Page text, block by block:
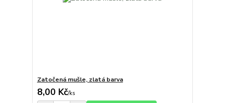
Zatočená mušle, zlatá barva
8,00 Kč/ks